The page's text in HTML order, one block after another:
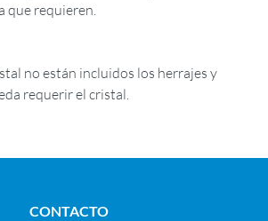
que requieren.
no están incluidos los herrajes y
requerir el cristal.
CONTACTO